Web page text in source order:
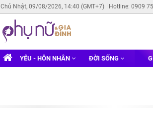
Chủ Nhật, 09/08/2026, 14:40 (GMT+7) Hotline: 0909
YÊU - HÔN NHÂN ĐỜI SỐNG